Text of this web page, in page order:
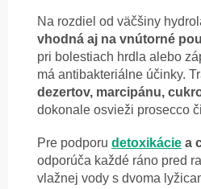
Na rozdiel od väčšiny
vhodná aj na vnútorné
pri bolestiach hrdla alebo
má antibakteriálne účinky.
dezertov, marcipánu,
dokonale osvieži prosecco
Pre podporu detoxikácie a
odporúča každé ráno pred
vlažnej vody s dvoma